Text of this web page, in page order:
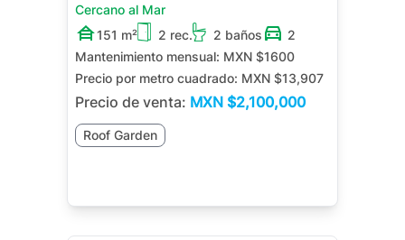
Cercano al Mar
151 m²
2 rec. 2 baños
2
Mantenimiento mensual: MXN $1600
Precio por metro cuadrado: MXN $13,907
Precio de venta: MXN $2,100,000
Roof Garden